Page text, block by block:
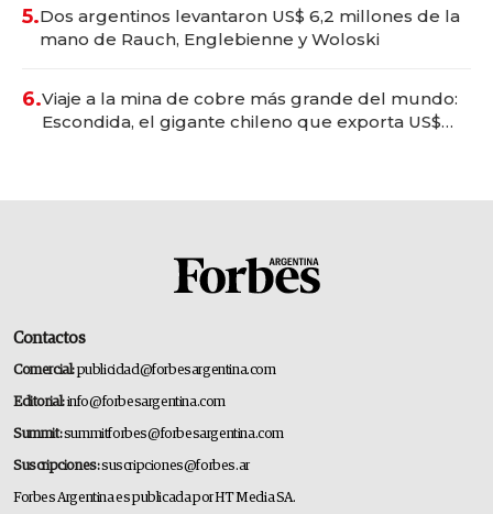
5.Dos argentinos levantaron US$ 6,2 millones de la
mano de Rauch, Englebienne y Woloski
6.Viaje a la mina de cobre más grande del mundo:
Escondida, el gigante chileno que exporta US$
Contactos
Comercial:publicidad@forbesargentina.com
Editorial:info@forbesargentina.com
Summit:summitforbes@forbesargentina.com
Suscripciones:suscripciones@forbes.ar
Forbes Argentina es publicada por HT Media SA.